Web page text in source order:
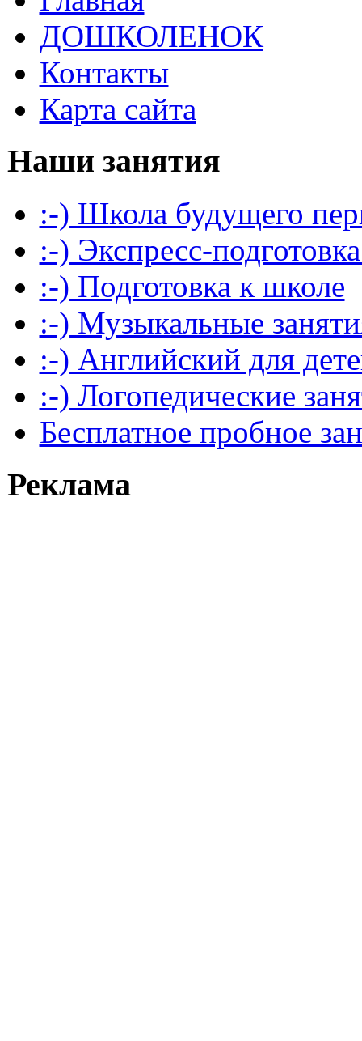
ДОШКОЛЕНОК
Контакты
Карта сайта
Наши занятия
:-) Школа будущего
:-) Экспресс-
:-) Подготовка к школе
:-) Музыкальные
:-) Английский для
:-) Логопедические
Бесплатное пробное
Реклама